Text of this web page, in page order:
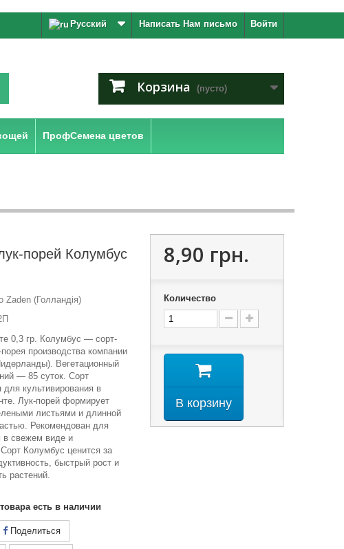
Войти
Написать Нам письмо
Русский
Корзина (пусто)
ПрофСемена цветов
порей Колумбус
Zaden (Голландія)
0,3 гр. Колумбус — сорт-
производства компании
Вегетационный
— 85 суток. Сорт
для культивирования в
Лук-порей формирует
листьями и длинной
Рекомендован для
в свежем виде и
Колумбус ценится за
быстрый рост и
растений.
есть в наличии
Поделиться
8,90 грн.
Количество
В корзину